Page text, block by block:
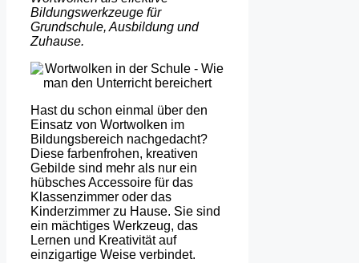
Bildungswerkzeuge für
Grundschule, Ausbildung und
Zuhause.
Hast du schon einmal über den
Einsatz von Wortwolken im
Bildungsbereich nachgedacht?
Diese farbenfrohen, kreativen
Gebilde sind mehr als nur ein
hübsches Accessoire für das
Klassenzimmer oder das
Kinderzimmer zu Hause. Sie sind
ein mächtiges Werkzeug, das
Lernen und Kreativität auf
einzigartige Weise verbindet.